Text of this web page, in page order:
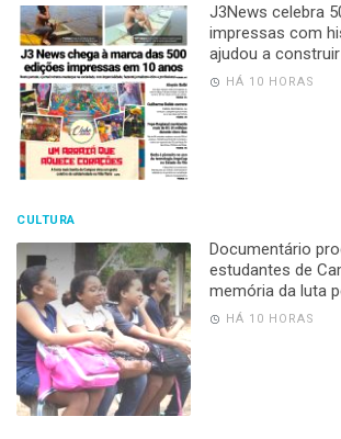
J3News celebra
impressas com
ajudou a
HÁ 10 HORAS
CULTURA
Documentário
estudantes de
memória da luta
HÁ 10 HORAS